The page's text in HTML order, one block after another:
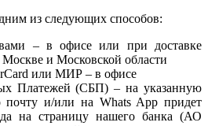
из следующих способов:
– в офисе или при доставке
Москве и Московской области
или МИР – в офисе
Платежей (СБП) – на указанную
почту и/или на Whats App придет
на страницу нашего банка (АО